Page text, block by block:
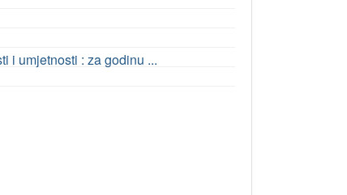
i umjetnosti : za godinu ...